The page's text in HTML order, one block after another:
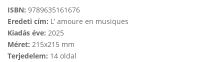
ISBN: 9789635161676
Eredeti cím: L’ amoure en musiques
Kiadás éve: 2025
Méret: 215x215 mm
Terjedelem: 14 oldal